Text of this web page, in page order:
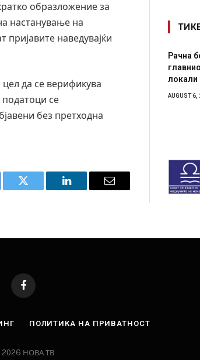
образложение за
настанување на
наведувајќи
да се верификува
податоци се
без претходна
Twitter LinkedIn Email
Рачна бомба
главниот српски
AUGUST 6, 2026
Facebook
ПОЛИТИКА НА ПРИВАТНОСТ
НОВА ТВ